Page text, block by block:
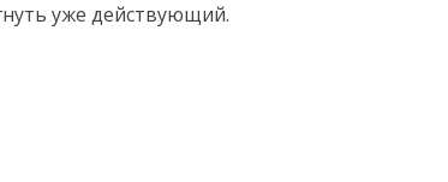
уже действующий.